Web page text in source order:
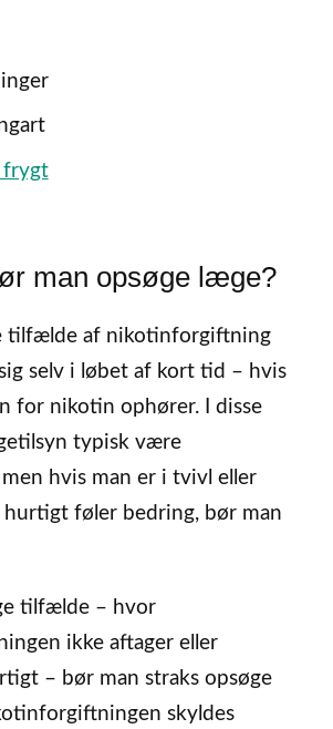
frygt
man opsøge læge?
tilfælde af nikotinforgiftning
selv i løbet af kort tid – hvis
for nikotin ophører. I disse
typisk være
hvis man er i tvivl eller
hurtigt føler bedring, bør man
tilfælde – hvor
ikke aftager eller
– bør man straks opsøge
skyldes